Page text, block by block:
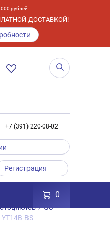
рублей
ДОСТАВКОЙ!
+7 (391) 220-08-02
Регистрация
0
Аккумуляторы
/ GS
BS